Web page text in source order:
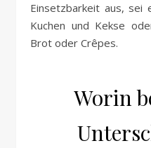
Einsetzbarkeit aus, sei
Kuchen und Kekse
Brot oder Crêpes.
Worin